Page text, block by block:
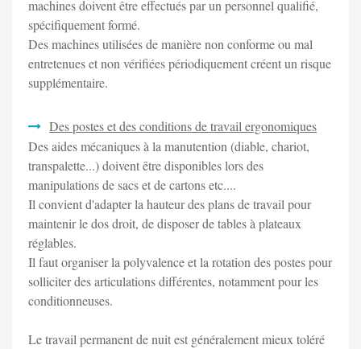
machines doivent être effectués par un personnel qualifié,
spécifiquement formé.
Des machines utilisées de manière non conforme ou mal
entretenues et non vérifiées périodiquement créent un risque
supplémentaire.
Des postes et des conditions de travail ergonomiques
Des aides mécaniques à la manutention (diable, chariot,
transpalette...) doivent être disponibles lors des
manipulations de sacs et de cartons etc....
Il convient d'adapter la hauteur des plans de travail pour
maintenir le dos droit, de disposer de tables à plateaux
réglables.
Il faut organiser la polyvalence et la rotation des postes pour
solliciter des articulations différentes, notamment pour les
conditionneuses.
Le travail permanent de nuit est généralement mieux toléré